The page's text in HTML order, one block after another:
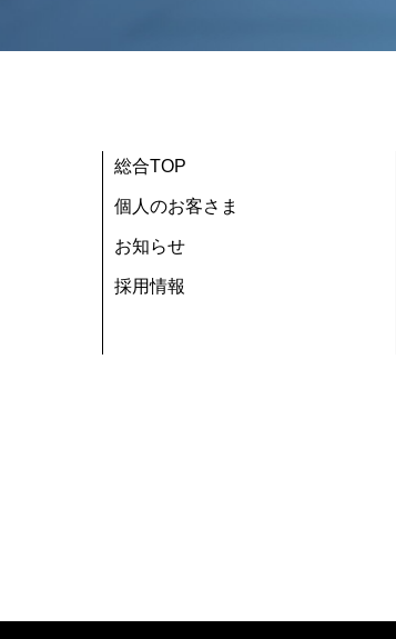
総合TOP
個人のお客さま
お知らせ
採用情報